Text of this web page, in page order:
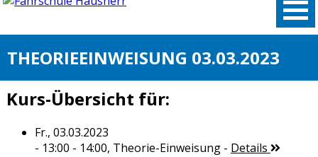
THEORIEEINWEISUNG 03.03.2023
Kurs-Übersicht für:
Fr., 03.03.2023
- 13:00 - 14:00, Theorie-Einweisung- Details